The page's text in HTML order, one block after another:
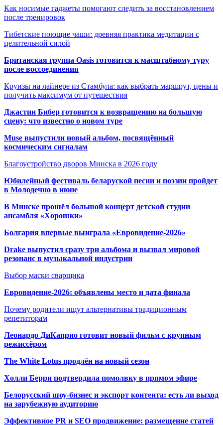
Как носимые гаджеты помогают следить за восстановлением
после тренировок
Тибетские поющие чаши: древняя практика медитации с
целительной силой
Британская группа Oasis готовится к масштабному туру
после воссоединения
Круизы на лайнере из Стамбула: как выбрать маршрут, цены и
получить максимум от путешествия
Джастин Бибер готовится к возвращению на большую
сцену: что известно о новом туре
Muse выпустили новый альбом, посвящённый
космическим сигналам
Благоустройство дворов Минска в 2026 году
Юбилейный фестиваль беларуской песни и поэзии пройдет
в Молодечно в июне
В Минске прошёл большой концерт детской студии
ансамбля «Хорошки»
Болгария впервые выиграла «Евровидение-2026»
Drake выпустил сразу три альбома и вызвал мировой
резонанс в музыкальной индустрии
Выбор маски сварщика
Евровидение-2026: объявлены место и дата финала
Почему родители ищут альтернативы традиционным
репетиторам
Леонардо ДиКаприо готовит новый фильм с крупным
режиссёром
The White Lotus продлён на новый сезон
Холли Берри подтвердила помолвку в прямом эфире
Белорусский шоу-бизнес и экспорт контента: есть ли выход
на зарубежную аудиторию
Эффективное PR и SEO продвижение: размещение статей